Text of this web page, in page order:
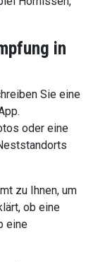
in
Sie eine
oder eine
zu Ihnen, um
ob eine
eine